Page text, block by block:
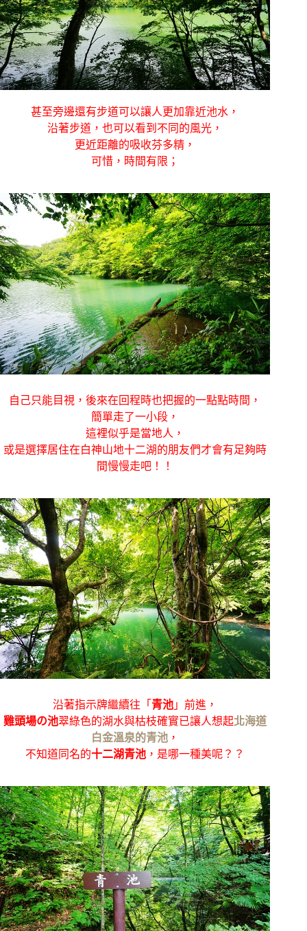
甚至旁邊還有步道可以讓人更加靠近池水，
沿著步道，也可以看到不同的風光，
更近距離的吸收芬多精，
可惜，時間有限；
自己只能目視，後來在回程時也把握的一點點時間，
簡單走了一小段，
這裡似乎是當地人，
或是選擇居住在白神山地十二湖的朋友們才會有足夠時
間慢慢走吧！！
沿著指示牌繼續往「 青池 」前進，
雞頭場の池翠綠色的湖水與枯枝確實已讓人想起北海道
白金溫泉的青池 ，
不知道同名的十二湖青池 ，是哪一種美呢？？